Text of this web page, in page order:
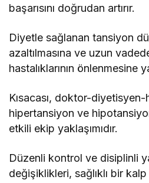
başarısını doğrudan artırır.
Diyetle sağlanan tansiyon
azaltılmasına ve uzun
hastalıklarının önlenmesine
Kısacası, doktor-
hipertansiyon ve
etkili ekip yaklaşımıdır.
Düzenli kontrol ve disiplinli
değişiklikleri, sağlıklı bir